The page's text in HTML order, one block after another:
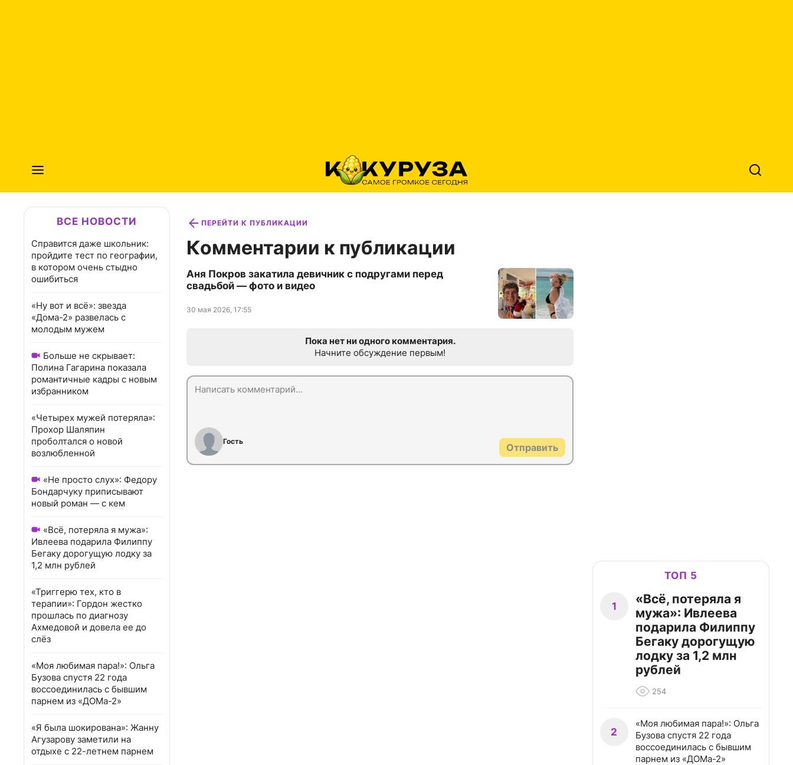
ВСЕ НОВОСТИ
Справится даже школьник:
пройдите тест по географии,
в котором очень стыдно
ошибиться
«Ну вот и всё»: звезда
«Дома-2» развелась с
молодым мужем
Больше не скрывает:
Полина Гагарина показала
романтичные кадры с новым
избранником
«Четырех мужей потеряла»:
Прохор Шаляпин
проболтался о новой
возлюбленной
«Не просто слух»: Федору
Бондарчуку приписывают
новый роман — с кем
«Всё, потеряла я мужа»:
Ивлеева подарила Филиппу
Бегаку дорогущую лодку за
1,2 млн рублей
«Триггерю тех, кто в
терапии»: Гордон жестко
прошлась по диагнозу
Ахмедовой и довела ее до
слёз
«Моя любимая пара!»: Ольга
Бузова спустя 22 года
воссоединилась с бывшим
парнем из «ДОМа-2»
«Я была шокирована»: Жанну
Агузарову заметили на
отдыхе с 22-летнем парнем
ПЕРЕЙТИ К ПУБЛИКАЦИИ
Комментарии к публикации
Аня Покров закатила девичник с подругами перед
свадьбой — фото и видео
30 мая 2026, 17:55
Пока нет ни одного комментария.
Начните обсуждение первым!
Гость
Отправить
ТОП 5
1
«Всё, потеряла я
мужа»: Ивлеева
подарила Филиппу
Бегаку дорогущую
лодку за 1,2 млн
рублей
254
2
«Моя любимая пара!»: Ольга
Бузова спустя 22 года
воссоединилась с бывшим
парнем из «ДОМа-2»